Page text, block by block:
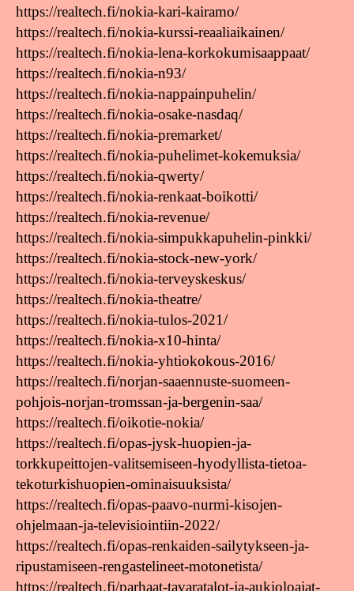
https://realtech.fi/nokia-kari-kairamo/
https://realtech.fi/nokia-kurssi-reaaliaikainen/
https://realtech.fi/nokia-lena-korkokumisaappaat/
https://realtech.fi/nokia-n93/
https://realtech.fi/nokia-nappainpuhelin/
https://realtech.fi/nokia-osake-nasdaq/
https://realtech.fi/nokia-premarket/
https://realtech.fi/nokia-puhelimet-kokemuksia/
https://realtech.fi/nokia-qwerty/
https://realtech.fi/nokia-renkaat-boikotti/
https://realtech.fi/nokia-revenue/
https://realtech.fi/nokia-simpukkapuhelin-pinkki/
https://realtech.fi/nokia-stock-new-york/
https://realtech.fi/nokia-terveyskeskus/
https://realtech.fi/nokia-theatre/
https://realtech.fi/nokia-tulos-2021/
https://realtech.fi/nokia-x10-hinta/
https://realtech.fi/nokia-yhtiokokous-2016/
https://realtech.fi/norjan-saaennuste-suomeen-
pohjois-norjan-tromssan-ja-bergenin-saa/
https://realtech.fi/oikotie-nokia/
https://realtech.fi/opas-jysk-huopien-ja-
torkkupeittojen-valitsemiseen-hyodyllista-tietoa-
tekoturkishuopien-ominaisuuksista/
https://realtech.fi/opas-paavo-nurmi-kisojen-
ohjelmaan-ja-televisiointiin-2022/
https://realtech.fi/opas-renkaiden-sailytykseen-ja-
ripustamiseen-rengastelineet-motonetista/
https://realtech.fi/parhaat-tavaratalot-ja-aukioloajat-